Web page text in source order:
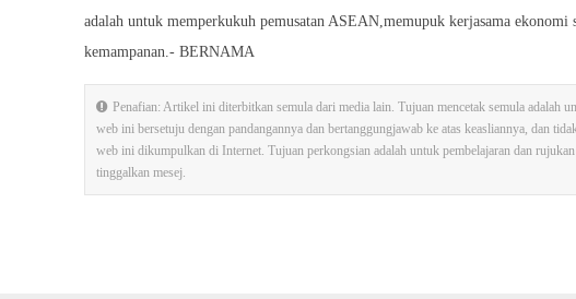
adalah untuk memperkukuh pemusatan ASEAN,memupuk kerjasama
kemampanan.- BERNAMA
Penafian: Artikel ini diterbitkan semula dari media lain. Tujuan mencetak semula adalah
web ini bersetuju dengan pandangannya dan bertanggungjawab ke atas keasliannya, dan
web ini dikumpulkan di Internet. Tujuan perkongsian adalah untuk pembelajaran dan
tinggalkan mesej.